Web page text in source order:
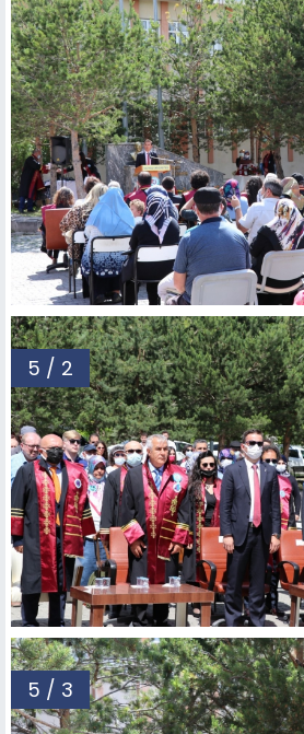
5 / 2
5 / 3